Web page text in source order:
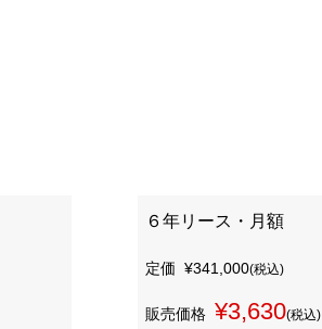
６年リース・月額
定価 ¥341,000(税込)
販売価格 ¥3,630(税込)